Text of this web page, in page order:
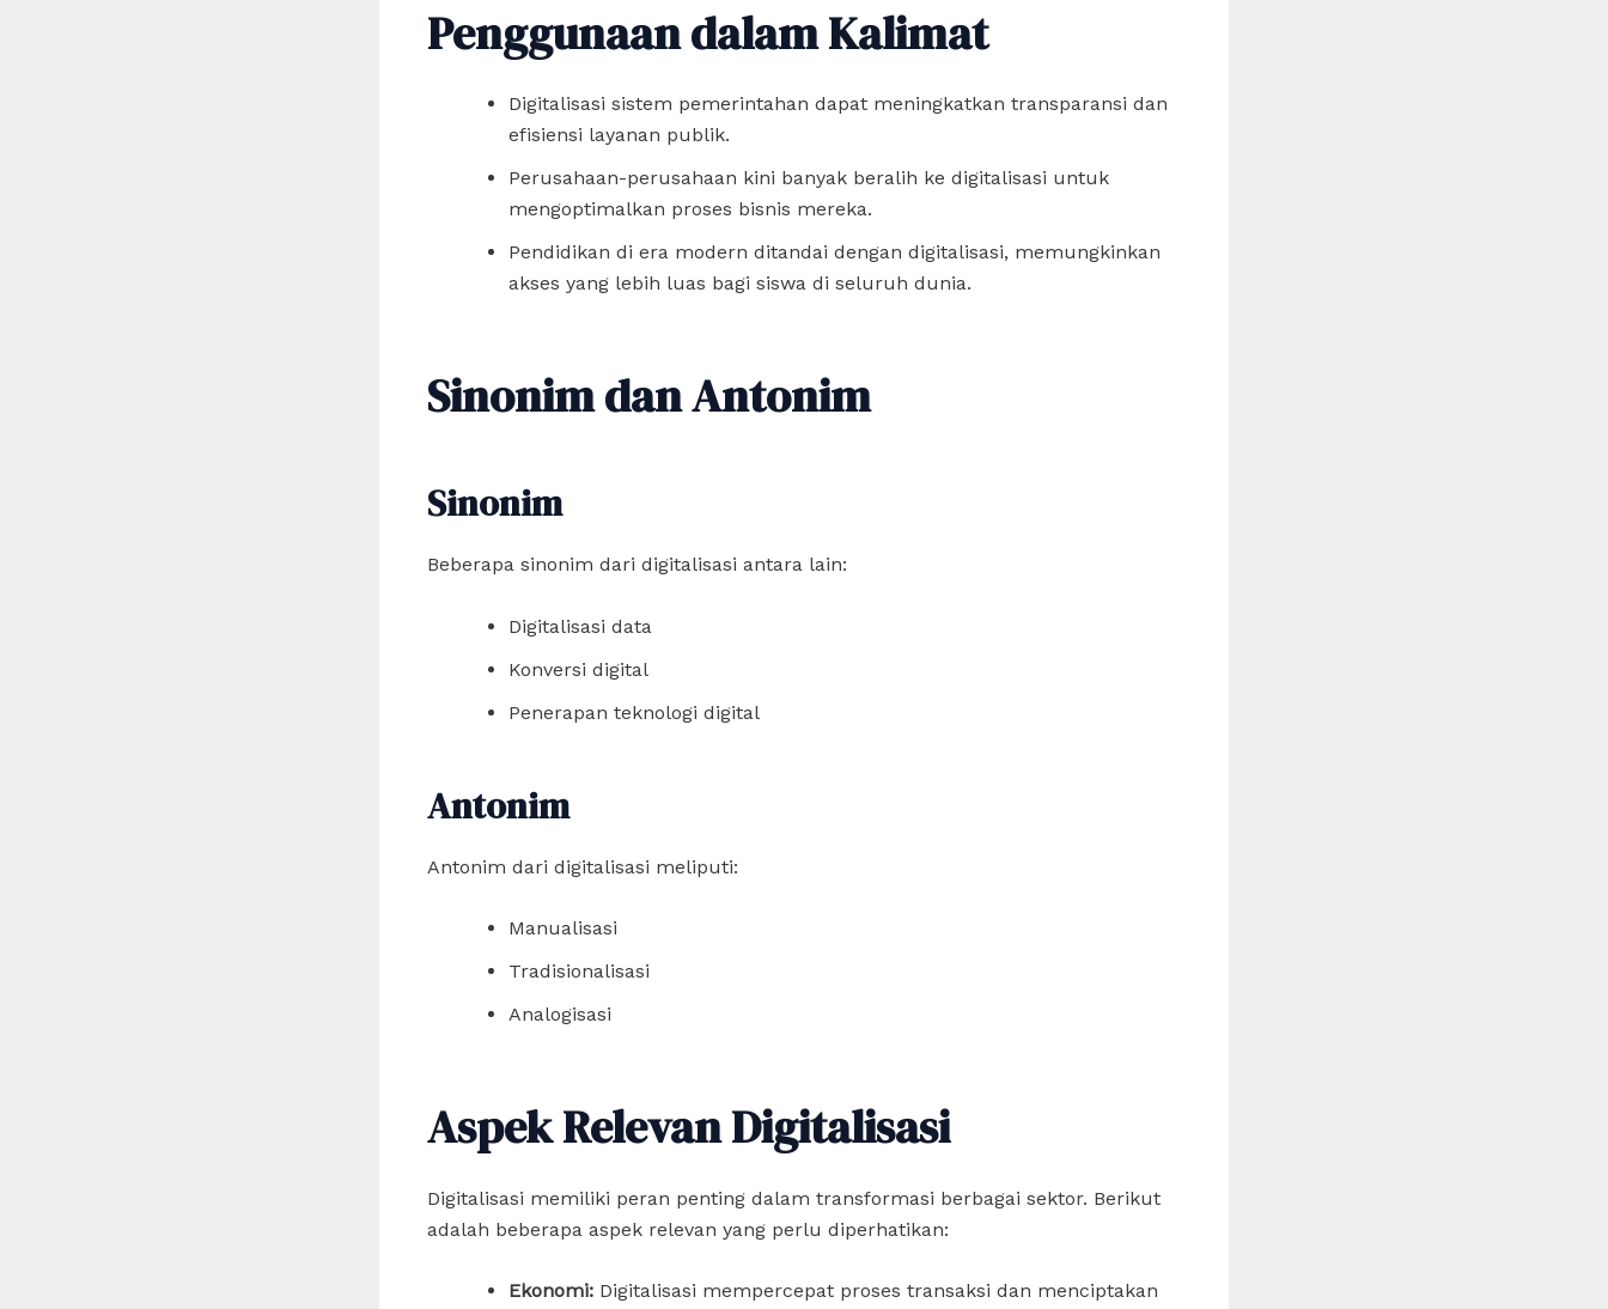
Penggunaan dalam Kalimat
Digitalisasi sistem pemerintahan dapat meningkatkan transparansi dan
efisiensi layanan publik.
Perusahaan-perusahaan kini banyak beralih ke digitalisasi untuk
mengoptimalkan proses bisnis mereka.
Pendidikan di era modern ditandai dengan digitalisasi, memungkinkan
akses yang lebih luas bagi siswa di seluruh dunia.
Sinonim dan Antonim
Sinonim
Beberapa sinonim dari digitalisasi antara lain:
Digitalisasi data
Konversi digital
Penerapan teknologi digital
Antonim
Antonim dari digitalisasi meliputi:
Manualisasi
Tradisionalisasi
Analogisasi
Aspek Relevan Digitalisasi
Digitalisasi memiliki peran penting dalam transformasi berbagai sektor. Berikut
adalah beberapa aspek relevan yang perlu diperhatikan:
Ekonomi: Digitalisasi mempercepat proses transaksi dan menciptakan